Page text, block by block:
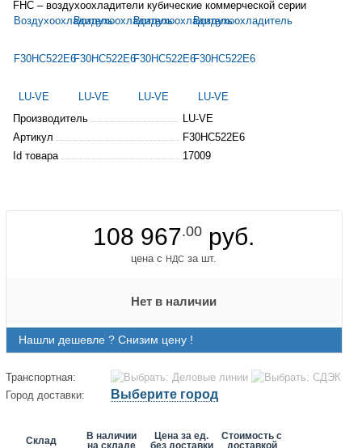
FHC – воздухоохладителикубические коммерческой серии
Производитель
LU-VE
Артикул
F30HC522E6
Id товара
17009
108 967.00 руб.
цена с НДС за шт.
Нет в наличии
Нашли дешевле ? Снизим цену !
Транспортная:
Город доставки:
Выберите город
Склад
В наличии
на складе
Цена за ед.
без доставки
Стоимость с
доставкой